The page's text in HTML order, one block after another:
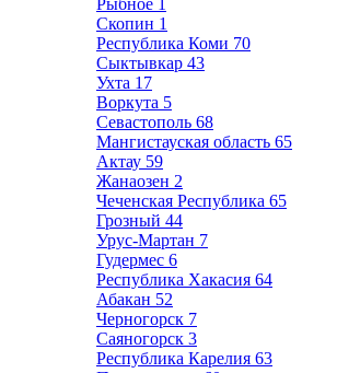
Рыбное 1
Скопин 1
Республика Коми 70
Сыктывкар 43
Ухта 17
Воркута 5
Севастополь 68
Мангистауская область 65
Актау 59
Жанаозен 2
Чеченская Республика 65
Грозный 44
Урус-Мартан 7
Гудермес 6
Республика Хакасия 64
Абакан 52
Черногорск 7
Саяногорск 3
Республика Карелия 63